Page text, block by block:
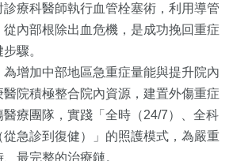
療科醫師執行血管栓塞術，利用導管
內部根除出血危機，是成功挽回重症
驟。
增加中部地區急重症量能與提升院內
院積極整合院內資源，建置外傷重症
療團隊，實踐「全時（24/7）、全科
從急診到復健）」的照護模式，為嚴重
最完整的治療鏈。